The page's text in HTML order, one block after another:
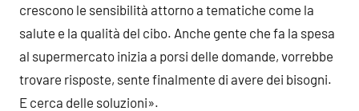
crescono le sensibilità attorno a tematiche come la
salute e la qualità del cibo. Anche gente che fa la spesa
al supermercato inizia a porsi delle domande, vorrebbe
trovare risposte, sente finalmente di avere dei bisogni.
E cerca delle soluzioni».